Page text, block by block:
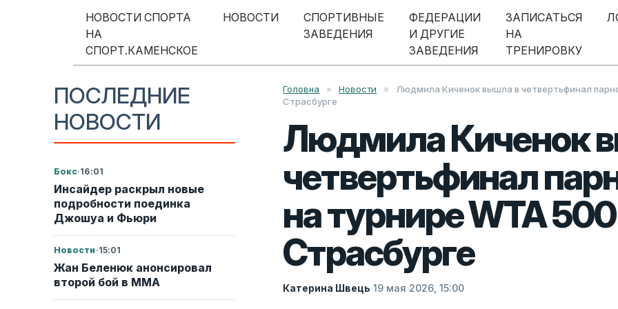
Перейти к содержимому
Меню навигации
НОВОСТИ СПОРТА
НА
СПОРТ.КАМЕНСКОЕ
НОВОСТИ
СПОРТИВНЫЕ
ЗАВЕДЕНИЯ
ФЕДЕРАЦИИ
И ДРУГИЕ
ЗАВЕДЕНИЯ
ЗАПИСАТЬСЯ
НА
ТРЕНИРОВКУ
ПОСЛЕДНИЕ
НОВОСТИ
Бокс·16:01
Инсайдер раскрыл новые
подробности поединка
Джошуа и Фьюри
Новости ·15:01
Жан Беленюк анонсировал
второй бой в ММА
Головна » Новости »
Людмила Киченок вышла в четвертьфинал
Страсбурге
Людмила Киченок
четвертьфинал
на турнире WTA
Страсбурге
Катерина Швець·19 мая 2026, 15:00